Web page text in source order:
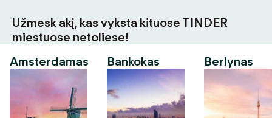
Užmesk akį, kas vyksta kituose TINDER
miestuose netoliese!
Amsterdamas
Bankokas Berlynas